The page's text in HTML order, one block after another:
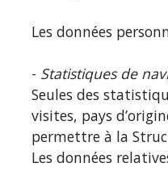
Les données
- Statistiques de
Seules des
visites, pays
permettre à la
Les données